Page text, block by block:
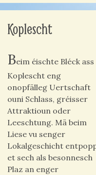
Koplescht
Beim éischte Bléck ass
Koplescht eng
onopfälleg Uertschaft
ouni Schlass, gréisser
Attraktioun oder
Leeschtung. Mä beim
Liese vu senger
Lokalgeschicht
et sech als besonnesch
Plaz an enger